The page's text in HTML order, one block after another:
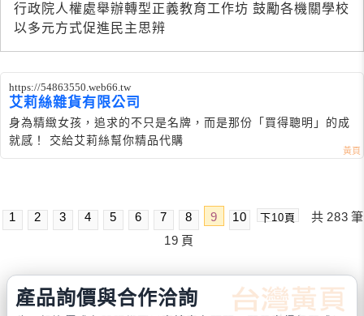
行政院人權處舉辦轉型正義教育工作坊 鼓勵各機關學校
以多元方式促進民主思辨
https://54863550.web66.tw
艾莉絲雜貨有限公司
身為精緻女孩，追求的不只是名牌，而是那份「買得聰明」的成
就感！ 交給艾莉絲幫你精品代購
1 2 3 4 5 6 7 8 9 10 下10頁 共 283 筆
19 頁
產品詢價與合作洽詢